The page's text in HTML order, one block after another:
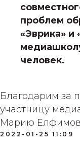
проблем
«Эврика»
человек.
Благодарим за
участницу
Марию
2022-01-25 11:09